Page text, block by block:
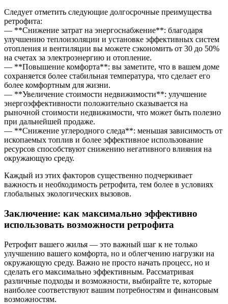
Следует отметить следующие долгосрочные преимущества
ретрофита:
— **Снижение затрат на энергоснабжение**: благодаря
улучшению теплоизоляции и установке эффективных систем
отопления и вентиляции вы можете сэкономить от 30 до 50%
на счетах за электроэнергию и отопление.
— **Повышение комфорта**: вы заметите, что в вашем доме
сохраняется более стабильная температура, что сделает его
более комфортным для жизни.
— **Увеличение стоимости недвижимости**: улучшение
энергоэффективности положительно сказывается на
рыночной стоимости недвижимости, что может быть полезно
при дальнейшей продаже.
— **Снижение углеродного следа**: меньшая зависимость от
ископаемых топлив и более эффективное использование
ресурсов способствуют снижению негативного влияния на
окружающую среду.
Каждый из этих факторов существенно подчеркивает
важность и необходимость ретрофита, тем более в условиях
глобальных экологических вызовов.
Заключение: как максимально эффективно
использовать возможности ретрофита
Ретрофит вашего жилья — это важный шаг к не только
улучшению вашего комфорта, но и облегчению нагрузки на
окружающую среду. Важно не просто начать процесс, но и
сделать его максимально эффективным. Рассматривая
различные подходы и возможности, выбирайте те, которые
наиболее соответствуют вашим потребностям и финансовым
возможностям.